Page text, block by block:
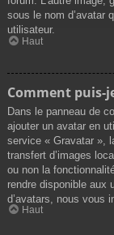
sous le nom d’avatar
utilisateur.
Haut
Comment puis-
Dans le panneau de
ajouter un avatar en
service « Gravatar »,
transfert d’images
ou non la
rendre disponible aux
d’avatars, nous vous
Haut